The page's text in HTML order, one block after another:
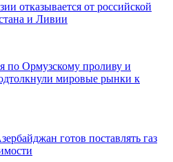
отказывается от российской
и Ливии
по Ормузскому проливу и
мировые рынки к
готов поставлять газ